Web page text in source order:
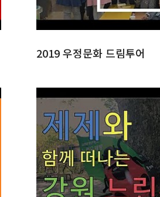
2019 우정문화 드림투어